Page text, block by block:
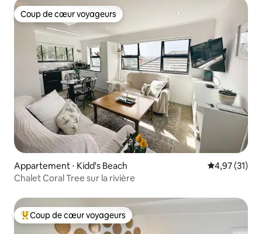
Coup de cœur voyageurs
Coup de cœur voyageurs
Appartement ⋅ Kidd's Beach Évaluation
4,97 (31)
Chalet Coral Tree sur la rivière
Coups de cœur voyageurs les plus appréciés
Coup de cœur voyageurs